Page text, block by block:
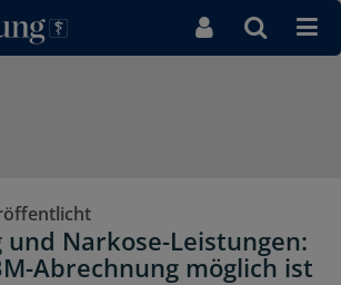
und Narkose-Leistungen:
Abrechnung möglich ist